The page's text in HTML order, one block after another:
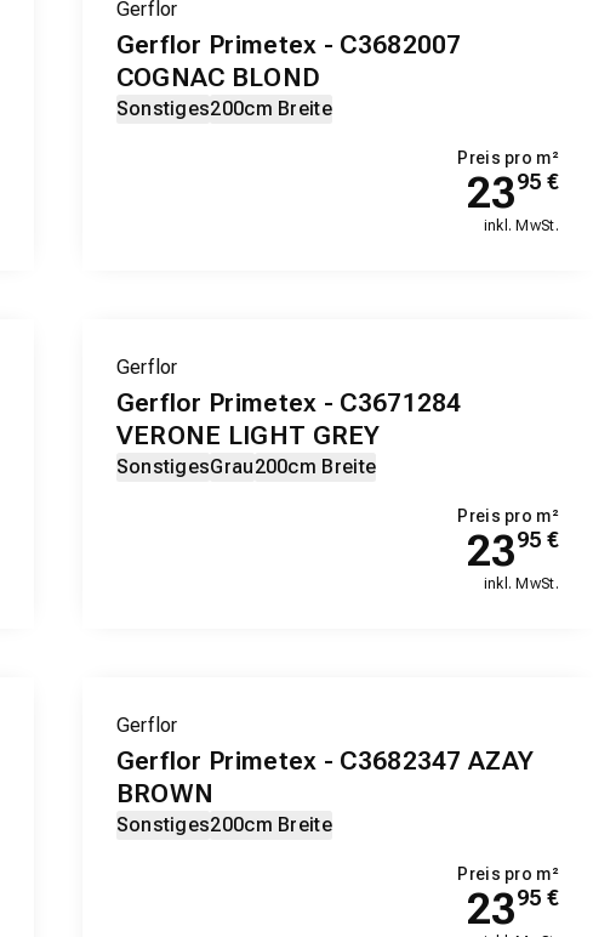
Gerflor
Gerflor Primetex - C3682007
COGNAC BLOND
Sonstiges200cm Breite
Preis pro m²
2395 €
inkl. MwSt.
Gerflor
Gerflor Primetex - C3671284
VERONE LIGHT GREY
SonstigesGrau200cm Breite
Preis pro m²
2395 €
inkl. MwSt.
Gerflor
Gerflor Primetex - C3682347 AZAY
BROWN
Sonstiges200cm Breite
Preis pro m²
2395 €